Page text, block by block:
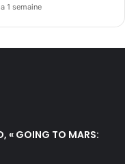
1 semaine
GOING TO MARS: